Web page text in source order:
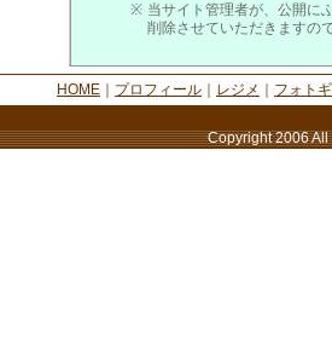
※ 当サイト管理者が、公開に
削除させていただきますの
HOME プロフィール レジメ フォト
Copyright 2006